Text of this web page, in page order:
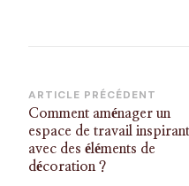
Navigation
d’article
ARTICLE PRÉCÉDENT
Comment aménager un
espace de travail inspirant
avec des éléments de
décoration ?